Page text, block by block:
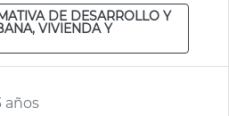
DE DESARROLLO Y
VIVIENDA Y
años